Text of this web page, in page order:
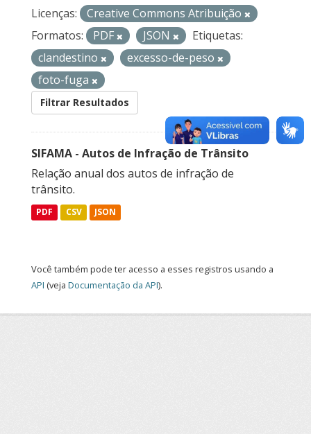
Licenças:
Creative Commons Atribuição
Formatos:
PDF JSON
Etiquetas:
clandestino
excesso-de-peso
foto-fuga
Filtrar Resultados
SIFAMA - Autos de Infração de Trânsito
Relação anual dos autos de infração de
trânsito.
PDF CSV JSON
Você também pode ter acesso a esses registros usando a
API (veja Documentação da API).